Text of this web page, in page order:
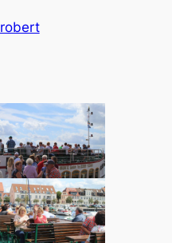
robert